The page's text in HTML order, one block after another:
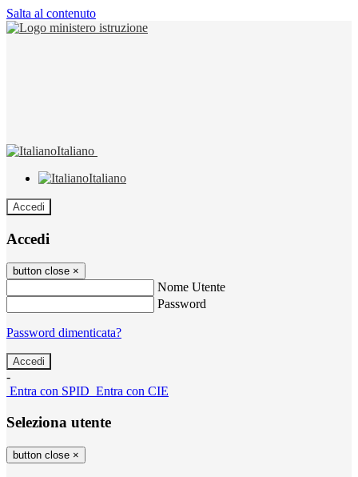
Salta al contenuto
Italiano
Italiano
Accedi
Accedi
button close ×
Nome Utente
Password
Password dimenticata?
-
Entra con SPID Entra con CIE
Seleziona utente
button close ×